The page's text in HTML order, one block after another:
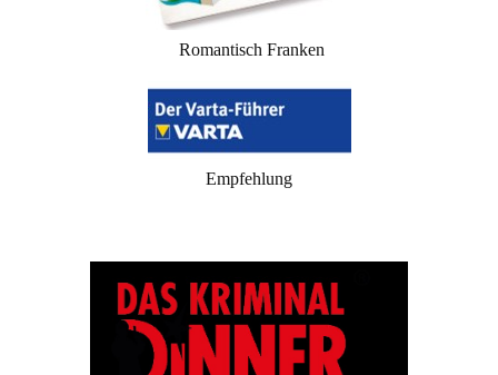
Romantisch Franken
Empfehlung